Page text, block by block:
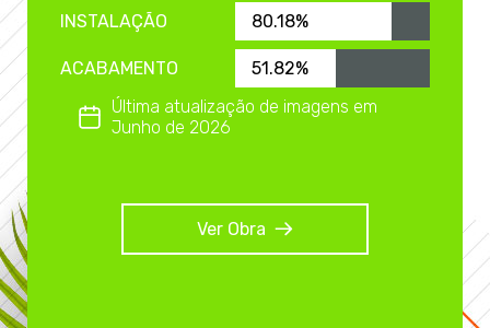
INSTALAÇÃO 80.18%
ACABAMENTO
51.82%
Última atualização de imagens em
Junho de 2026
Ver Obra